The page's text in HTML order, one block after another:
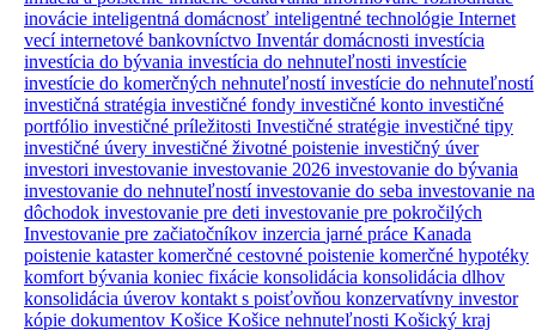
inovácie inteligentná domácnosť inteligentné technológie Internet
vecíinternetové bankovníctvo Inventár domácnosti investícia
investícia do bývania investícia do nehnuteľnosti investície
investície do komerčných nehnuteľnostíinvestície do nehnuteľností
investičná stratégia investičné fondy investičné konto investičné
portfólio investičné príležitosti Investičné stratégie investičné tipy
investičné úvery investičné životné poistenie investičný úver
investori investovanie investovanie 2026 investovanie do bývania
investovanie do nehnuteľnostíinvestovanie do seba investovanie na
dôchodok investovanie pre deti investovanie pre pokročilých
Investovanie pre začiatočníkov inzercia jarné práce Kanada
poistenie katasterkomerčné cestovné poistenie komerčné hypotéky
komfort bývania koniec fixácie konsolidácia konsolidácia dlhov
konsolidácia úverov kontakt s poisťovňou konzervatívny investor
kópie dokumentov Košice Košice nehnuteľnosti Košický kraj